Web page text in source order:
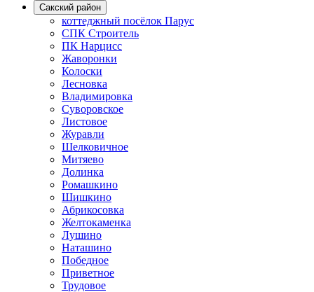
Сакский район
коттеджный посёлок Парус
СПК Строитель
ПК Нарцисс
Жаворонки
Колоски
Лесновка
Владимировка
Суворовское
Листовое
Журавли
Шелковичное
Митяево
Долинка
Ромашкино
Шишкино
Абрикосовка
Желтокаменка
Лушино
Наташино
Победное
Приветное
Трудовое